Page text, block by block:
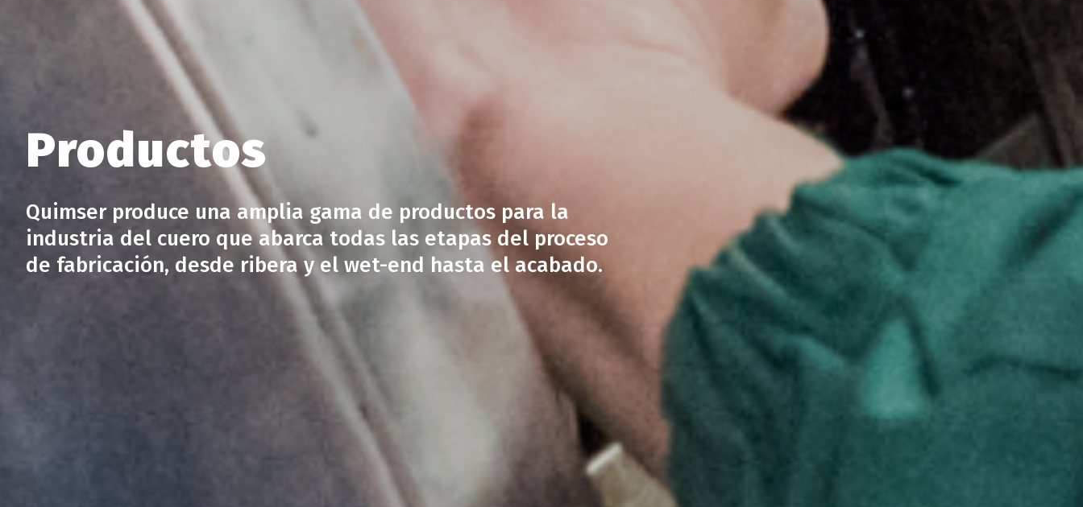
Productos
Quimser produce una amplia gama de productos para la
industria del cuero que abarca todas las etapas del proceso
de fabricación, desde ribera y el wet-end hasta el acabado.